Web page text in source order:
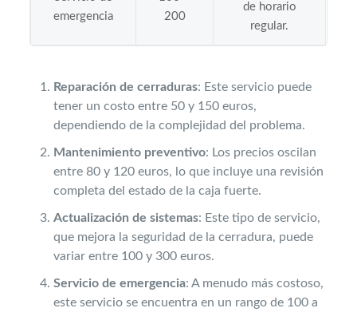
emergencia
200
de horario
regular.
Reparación de cerraduras: Este servicio puede
tener un costo entre 50 y 150 euros,
dependiendo de la complejidad del problema.
Mantenimiento preventivo: Los precios oscilan
entre 80 y 120 euros, lo que incluye una revisión
completa del estado de la caja fuerte.
Actualización de sistemas: Este tipo de servicio,
que mejora la seguridad de la cerradura, puede
variar entre 100 y 300 euros.
Servicio de emergencia: A menudo más costoso,
este servicio se encuentra en un rango de 100 a